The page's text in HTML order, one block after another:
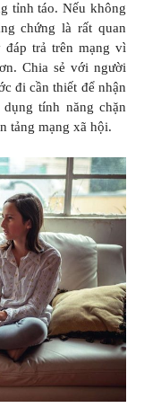
tỉnh táo. Nếu không
chứng là rất quan
đáp trả trên mạng vì
Chia sẻ với người
đi cần thiết để nhận
tính năng chặn
tảng mạng xã hội.